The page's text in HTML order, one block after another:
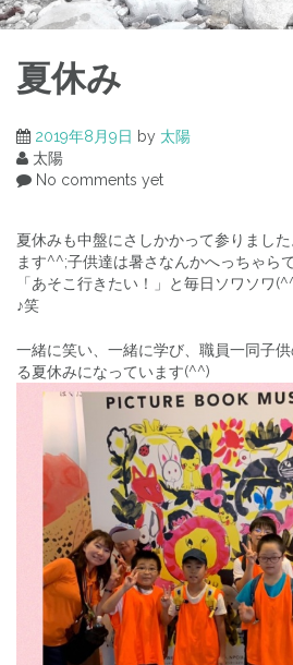
夏休み
2019年8月9日 by 太陽
太陽
No comments yet
夏休みも中盤にさしかかって参りまし
ます^^;子供達は暑さなんかへっちゃら
「あそこ行きたい！」と毎日ソワソワ
♪笑
一緒に笑い、一緒に学び、職員一同子
る夏休みになっています(^^)